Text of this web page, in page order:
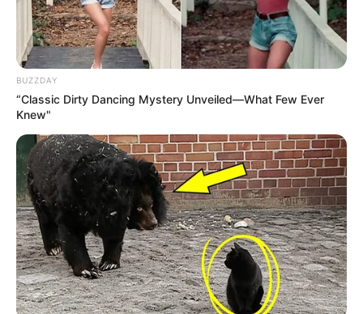
BUZZDAY
“Classic Dirty Dancing Mystery Unveiled—What Few Ever
Knew"